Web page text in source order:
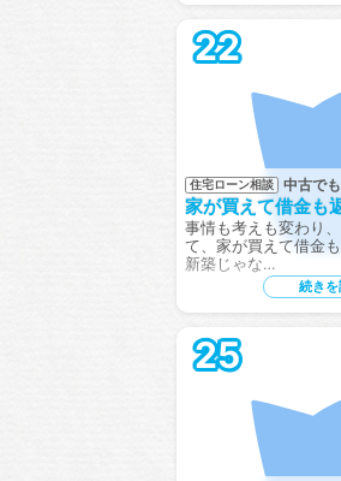
22
住宅ローン相談 中古で
家が買えて借金も
事情も考えも変わり
て、家が買えて借金
新築じゃな…
続き
25